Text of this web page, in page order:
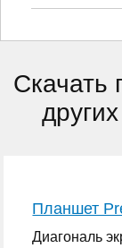
Скачать
Планшет
Диагональ